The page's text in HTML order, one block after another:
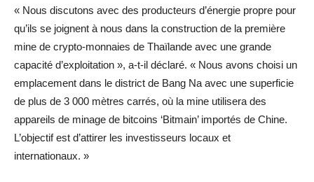
« Nous discutons avec des producteurs d’énergie propre pour
qu’ils se joignent à nous dans la construction de la première
mine de crypto-monnaies de Thaïlande avec une grande
capacité d’exploitation », a-t-il déclaré. « Nous avons choisi un
emplacement dans le district de Bang Na avec une superficie
de plus de 3 000 mètres carrés, où la mine utilisera des
appareils de minage de bitcoins ‘Bitmain’ importés de Chine.
L’objectif est d’attirer les investisseurs locaux et
internationaux. »